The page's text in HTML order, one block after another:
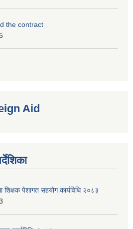
the contract
Aid
शिक्षक पेशागत सहयोग कार्यविधि २०८३